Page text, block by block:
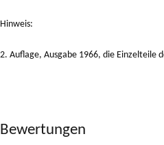
Hinweis:
2. Auflage, Ausgabe 1966, die Einzelteile
Bewertungen